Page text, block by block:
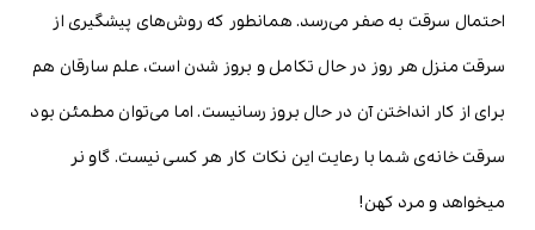
احتمال سرقت به صفر می‌رسد. همانطور که روش‌های پیشگیری از
سرقت منزل هر روز در حال تکامل و بروز شدن است، علم سارقان هم
برای از کار انداختن آن در حال بروز رسانیست. اما می‌توان مطمئن بود
سرقت خانه‌ی شما با رعایت این نکات کار هر کسی نیست. گاو نر
میخواهد و مرد کهن!